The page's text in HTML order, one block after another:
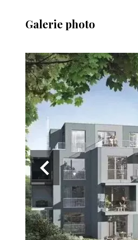
Galerie photo